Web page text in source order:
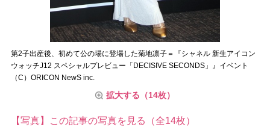
第2子出産後、初めて公の場に登場した菊地凛子＝『シャネル 新生アイコン
ウォッチJ12 スペシャルプレビュー「DECISIVE SECONDS」』イベント
（C）ORICON NewS inc.
拡大する（14枚）
【写真】この記事の写真を見る（全14枚）